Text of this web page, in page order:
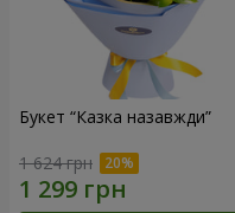
Букет “Казка назавжди”
1 624 грн